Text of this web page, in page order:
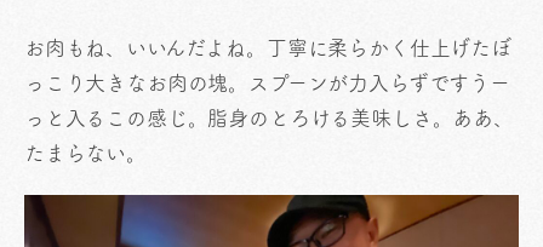
お肉もね、いいんだよね。丁寧に柔らかく仕上げたぼ
っこり大きなお肉の塊。スプーンが力入らずですうー
っと入るこの感じ。脂身のとろける美味しさ。ああ、
たまらない。